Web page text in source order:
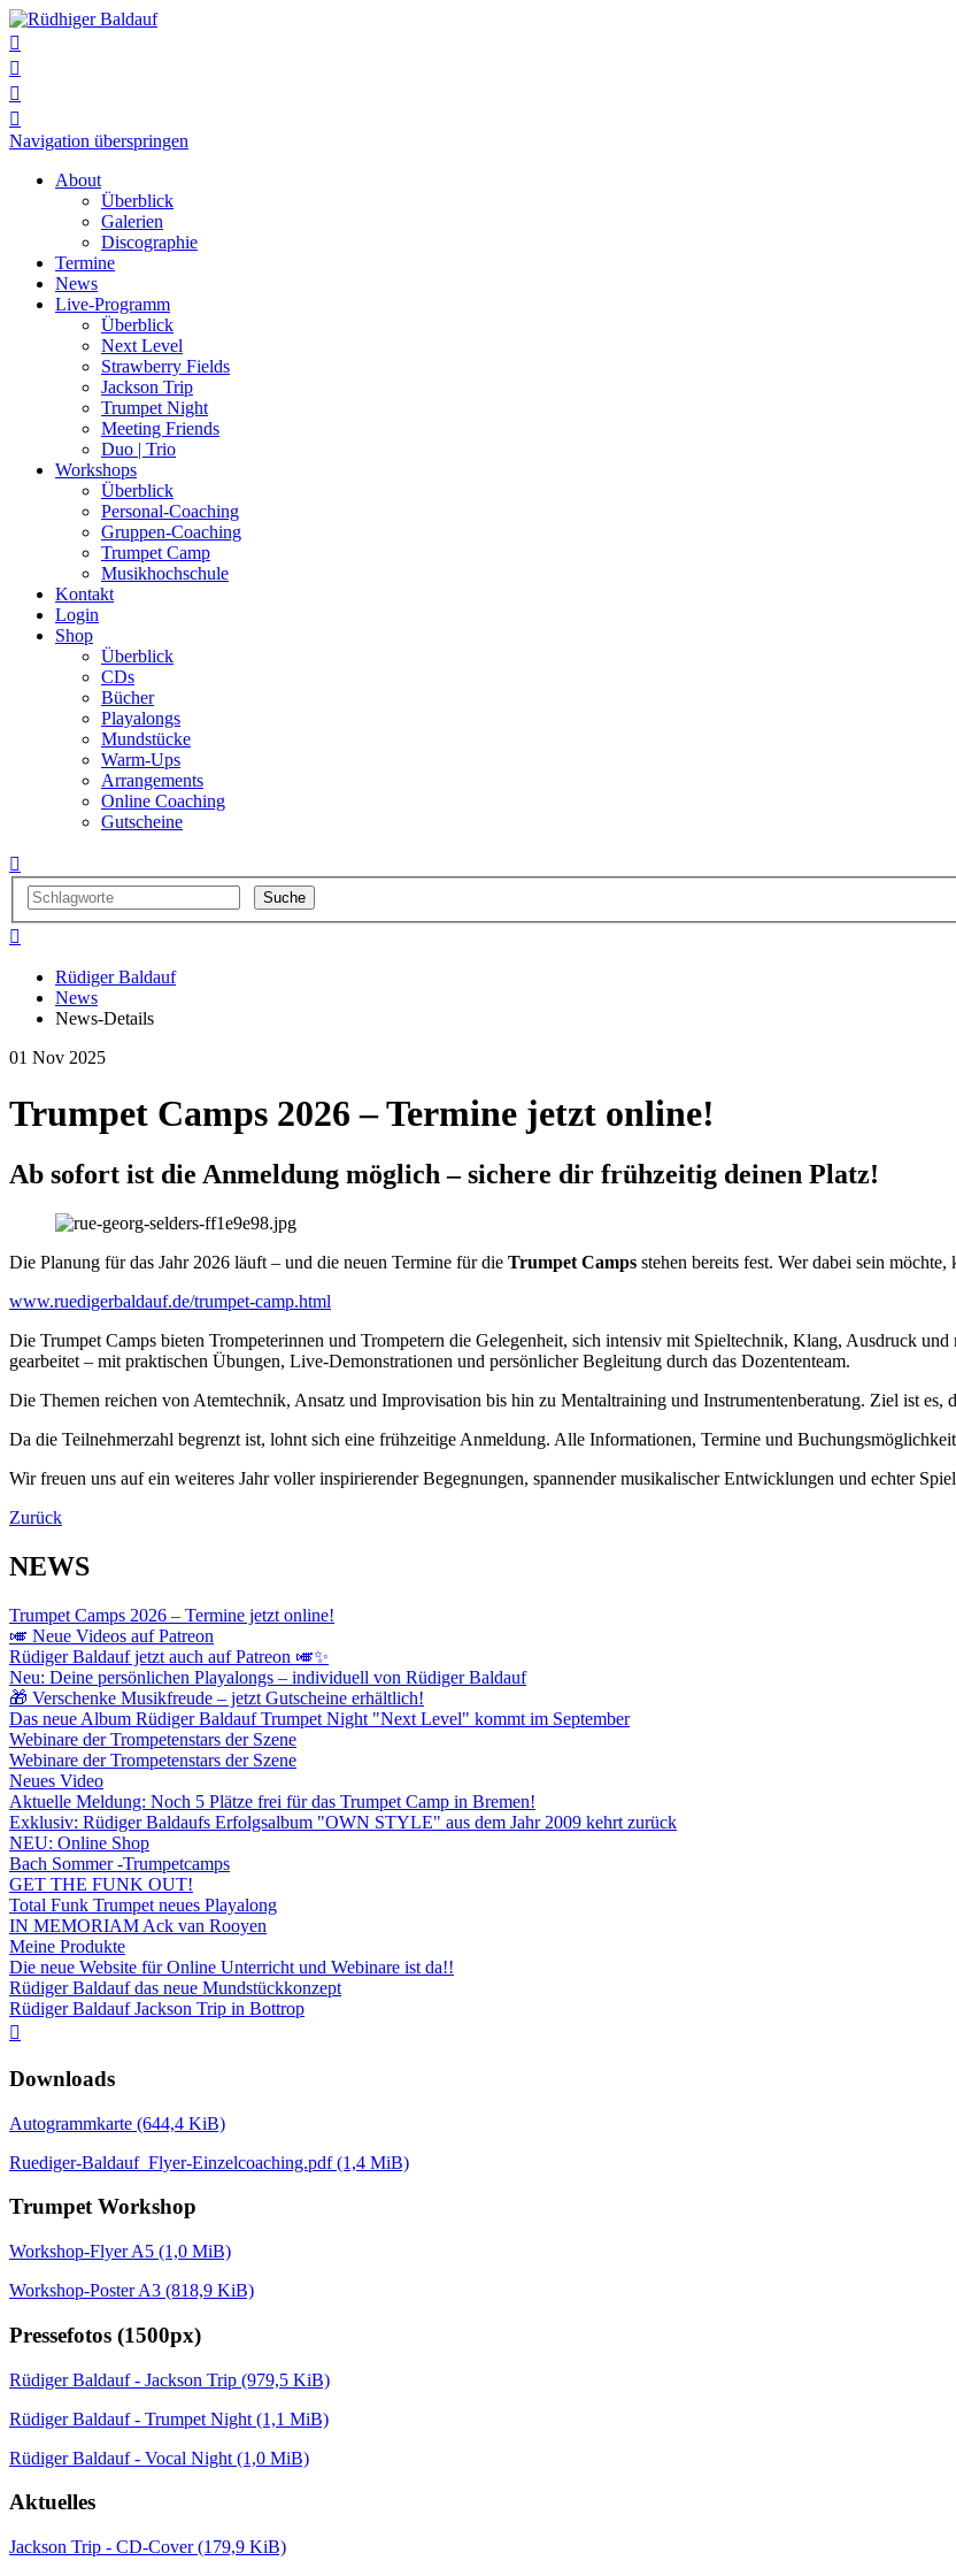




Navigation überspringen
About
Überblick
Galerien
Discographie
Termine
News
Live-Programm
Überblick
Next Level
Strawberry Fields
Jackson Trip
Trumpet Night
Meeting Friends
Duo | Trio
Workshops
Überblick
Personal-Coaching
Gruppen-Coaching
Trumpet Camp
Musikhochschule
Kontakt
Login
Shop
Überblick
CDs
Bücher
Playalongs
Mundstücke
Warm-Ups
Arrangements
Online Coaching
Gutscheine


Rüdiger Baldauf
News
News-Details
01 Nov 2025
Trumpet Camps 2026 – Termine jetzt online!
Ab sofort ist die Anmeldung möglich – sichere dir frühzeitig deinen Platz!
Die Planung für das Jahr 2026 läuft – und die neuen Termine für die Trumpet Camps stehen bereits fest. Wer dabei sein
www.ruedigerbaldauf.de/trumpet-camp.html
Die Trumpet Camps bieten Trompeterinnen und Trompetern die Gelegenheit, sich intensiv mit Spieltechnik, Klang, Ausdruck
gearbeitet – mit praktischen Übungen, Live-Demonstrationen und persönlicher Begleitung durch das Dozententeam.
Die Themen reichen von Atemtechnik, Ansatz und Improvisation bis hin zu Mentaltraining und Instrumentenberatung. Ziel ist es,
Da die Teilnehmerzahl begrenzt ist, lohnt sich eine frühzeitige Anmeldung. Alle Informationen, Termine und
Wir freuen uns auf ein weiteres Jahr voller inspirierender Begegnungen, spannender musikalischer Entwicklungen und echter
Zurück
NEWS
Trumpet Camps 2026 – Termine jetzt online!
🎺 Neue Videos auf Patreon
Rüdiger Baldauf jetzt auch auf Patreon 🎺✨
Neu: Deine persönlichen Playalongs – individuell von Rüdiger Baldauf
🎁 Verschenke Musikfreude – jetzt Gutscheine erhältlich!
Das neue Album Rüdiger Baldauf Trumpet Night "Next Level" kommt im September
Webinare der Trompetenstars der Szene
Webinare der Trompetenstars der Szene
Neues Video
Aktuelle Meldung: Noch 5 Plätze frei für das Trumpet Camp in Bremen!
Exklusiv: Rüdiger Baldaufs Erfolgsalbum "OWN STYLE" aus dem Jahr 2009 kehrt zurück
NEU: Online Shop
Bach Sommer -Trumpetcamps
GET THE FUNK OUT!
Total Funk Trumpet neues Playalong
IN MEMORIAM Ack van Rooyen
Meine Produkte
Die neue Website für Online Unterricht und Webinare ist da!!
Rüdiger Baldauf das neue Mundstückkonzept
Rüdiger Baldauf Jackson Trip in Bottrop

Downloads
Autogrammkarte (644,4 KiB)
Ruediger-Baldauf_Flyer-Einzelcoaching.pdf(1,4 MiB)
Trumpet Workshop
Workshop-Flyer A5 (1,0 MiB)
Workshop-Poster A3 (818,9 KiB)
Pressefotos (1500px)
Rüdiger Baldauf - Jackson Trip (979,5 KiB)
Rüdiger Baldauf - Trumpet Night (1,1 MiB)
Rüdiger Baldauf - Vocal Night (1,0 MiB)
Aktuelles
Jackson Trip - CD-Cover(179,9 KiB)